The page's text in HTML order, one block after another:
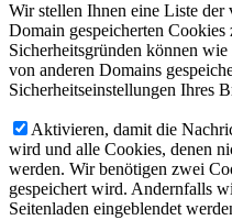
Wir stellen Ihnen eine Liste
Domain gespeicherten
Sicherheitsgründen können
von anderen Domains
Sicherheitseinstellungen Ihres
Aktivieren, damit die
wird und alle Cookies, denen
werden. Wir benötigen zwei
gespeichert wird. Andernfalls
Seitenladen eingeblendet